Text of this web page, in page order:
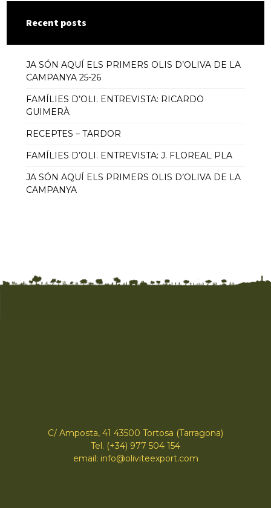
Recent posts
JA SÓN AQUÍ ELS PRIMERS OLIS D’OLIVA DE LA
CAMPANYA 25-26
FAMÍLIES D’OLI. ENTREVISTA: RICARDO
GUIMERÀ
RECEPTES – TARDOR
FAMÍLIES D’OLI. ENTREVISTA: J. FLOREAL PLA
JA SÓN AQUÍ ELS PRIMERS OLIS D’OLIVA DE LA
CAMPANYA
C/ Amposta, 41 43500 Tortosa (Tarragona)
Tel. (+34) 977 504 154
email: info@oliviteexport.com